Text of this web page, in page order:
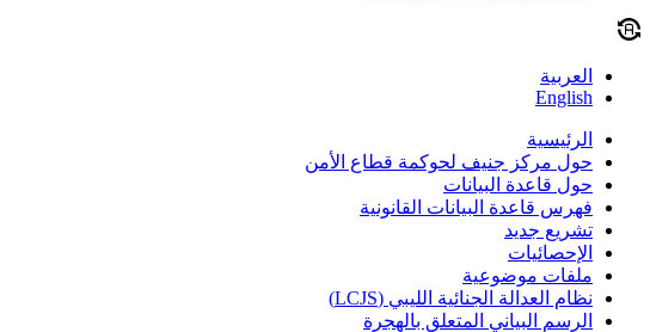
العربية
English
الرئيسية
حول مركز جنيف لحوكمة قطاع الأمن
حول قاعدة البيانات
فهرس قاعدة البيانات القانونية
تشريع جديد
الإحصائيات
ملفات موضوعية
نظام العدالة الجنائية الليبي (LCJS)
الرسم البياني المتعلق بالهجرة